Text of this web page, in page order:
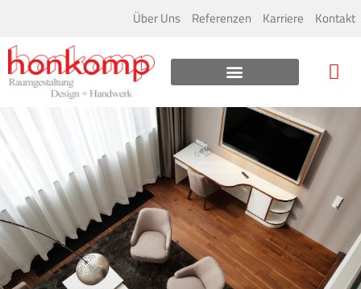
Über Uns Referenzen Karriere Kontakt